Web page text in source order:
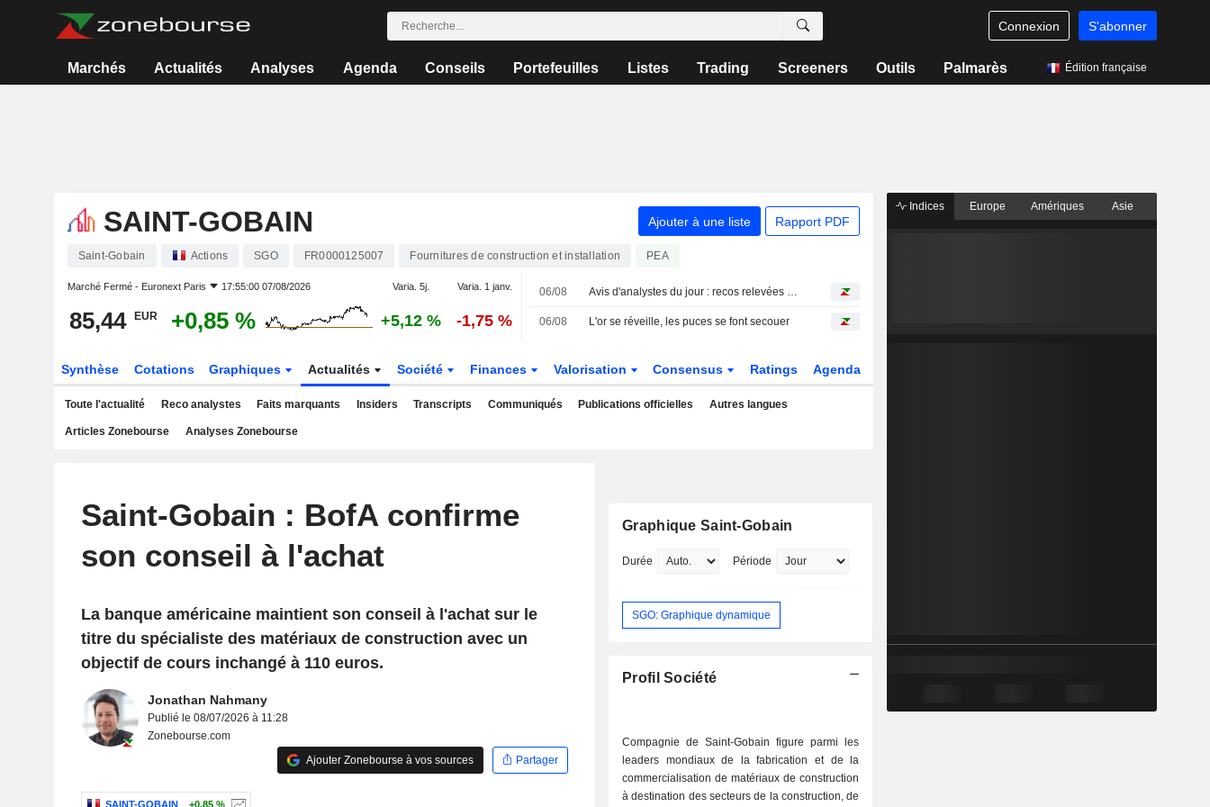
Connexion S'abonner
Marchés Actualités Analyses Agenda Conseils Portefeuilles Listes Trading Screeners Outils Palmarès Édition française
SAINT-GOBAIN Ajouter à une liste Rapport PDF
Saint-Gobain Actions SGO FR0000125007 Fournitures de construction et installation PEA
Marché Fermé - Euronext Paris 17:55:00 07/08/2026 Varia. 5j. Varia. 1 janv.
85,44 EUR +0,85 % +5,12 % -1,75 %
06/08 Avis d'analystes du jour : recos relevées sur L'Oréal et Clariant
06/08 L'or se réveille, les puces se font secouer
Synthèse Cotations Graphiques Actualités Société Finances Valorisation Consensus Ratings Agenda
Toute l'actualité Reco analystes Faits marquants Insiders Transcripts Communiqués Publications officielles Autres langues
Articles Zonebourse Analyses Zonebourse
Saint-Gobain : BofA confirme
son conseil à l'achat
La banque américaine maintient son conseil à l'achat sur le
titre du spécialiste des matériaux de construction avec un
objectif de cours inchangé à 110 euros.
Jonathan Nahmany
Publié le 08/07/2026 à 11:28
Zonebourse.com
Ajouter Zonebourse à vos sources
Partager
SAINT-GOBAIN +0,85 %
Graphique Saint-Gobain
Durée Période
SGO: Graphique dynamique
Profil Société
Compagnie de Saint-Gobain figure parmi les
leaders mondiaux de la fabrication et de la
commercialisation de matériaux de construction
à destination des secteurs de la construction, de
Indices Europe Amériques Asie